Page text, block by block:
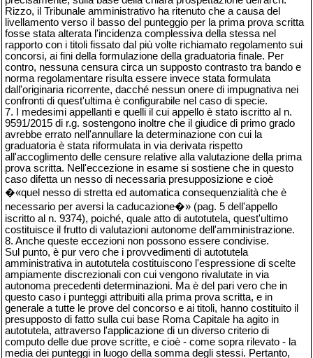
Rizzo, il Tribunale amministrativo ha ritenuto che a causa del
livellamento verso il basso del punteggio per la prima prova scritta
fosse stata alterata l'incidenza complessiva della stessa nel
rapporto con i titoli fissato dal più volte richiamato regolamento sui
concorsi, ai fini della formulazione della graduatoria finale. Per
contro, nessuna censura circa un supposto contrasto tra bando e
norma regolamentare risulta essere invece stata formulata
dall'originaria ricorrente, dacché nessun onere di impugnativa nei
confronti di quest'ultima è configurabile nel caso di specie.
7. I medesimi appellanti e quelli il cui appello è stato iscritto al n.
9591/2015 di r.g. sostengono inoltre che il giudice di primo grado
avrebbe errato nell'annullare la determinazione con cui la
graduatoria è stata riformulata in via derivata rispetto
all'accoglimento delle censure relative alla valutazione della prima
prova scritta. Nell'eccezione in esame si sostiene che in questo
caso difetta un nesso di necessaria presupposizione e cioè
�«quel nesso di stretta ed automatica consequenzialità che è
necessario per aversi la caducazione�» (pag. 5 dell'appello
iscritto al n. 9374), poiché, quale atto di autotutela, quest'ultimo
costituisce il frutto di valutazioni autonome dell'amministrazione.
8. Anche queste eccezioni non possono essere condivise.
Sul punto, è pur vero che i provvedimenti di autotutela
amministrativa in autotutela costituiscono l'espressione di scelte
ampiamente discrezionali con cui vengono rivalutate in via
autonoma precedenti determinazioni. Ma è del pari vero che in
questo caso i punteggi attribuiti alla prima prova scritta, e in
generale a tutte le prove del concorso e ai titoli, hanno costituito il
presupposto di fatto sulla cui base Roma Capitale ha agito in
autotutela, attraverso l'applicazione di un diverso criterio di
computo delle due prove scritte, e cioè - come sopra rilevato - la
media dei punteggi in luogo della somma degli stessi. Pertanto,